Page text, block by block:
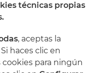
técnicas propias
, aceptas la
haces clic en
para ningún